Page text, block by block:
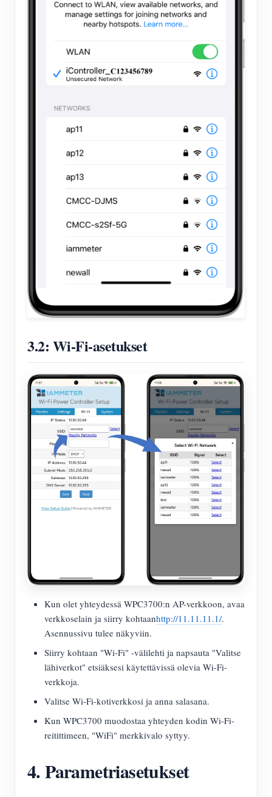
3.2: Wi-Fi-asetukset
Kun olet yhteydessä WPC3700:n AP-verkkoon, avaa
verkkoselain ja siirry kohtaanhttp://11.11.11.1/.
Asennussivu tulee näkyviin.
Siirry kohtaan "Wi-Fi" -välilehti ja napsauta "Valitse
lähiverkot" etsiäksesi käytettävissä olevia Wi-Fi-
verkkoja.
Valitse Wi-Fi-kotiverkkosi ja anna salasana.
Kun WPC3700 muodostaa yhteyden kodin Wi-Fi-
reitittimeen, "WiFi" merkkivalo syttyy.
4. Parametriasetukset